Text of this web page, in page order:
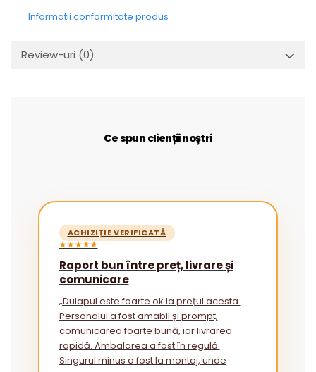
Informatii conformitate produs
Review-uri (0)
Ce spun clienții noștri
ACHIZIȚIE VERIFICATĂ
★★★★★
Raport bun între preț, livrare și
comunicare
„Dulapul este foarte ok la prețul acesta.
Personalul a fost amabil și prompt,
comunicarea foarte bună, iar livrarea
rapidă. Ambalarea a fost în regulă.
Singurul minus a fost la montaj, unde